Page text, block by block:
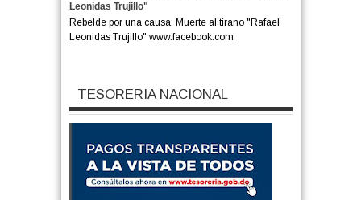
Leonidas Trujillo"
Rebelde por una causa: Muerte al tirano "Rafael
Leonidas Trujillo" www.facebook.com
TESORERIA NACIONAL